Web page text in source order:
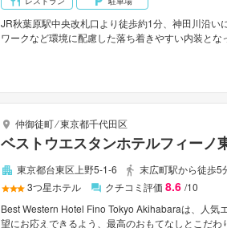
JR秋葉原駅中央改札口より徒歩約1分、神田川沿い
ワークなど環境に配慮した落ち着きやすい内装と
仲御徒町⁄東京都千代田区
ベストウエスタンホテルフィーノ
東京都台東区上野5-1-6 末広町駅から徒歩5
3つ星ホテル クチコミ評価 8.6 /10
Best Western Hotel Fino Tokyo Akihabaraは、人気
望にお応えできるよう、最高のおもてなしとこだ